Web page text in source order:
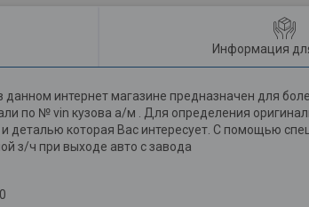
Информация
интернет магазине предназначен для
по № vin кузова а/м . Для определения
деталью которая Вас интересует. С помощью
з/ч при выходе авто с завода